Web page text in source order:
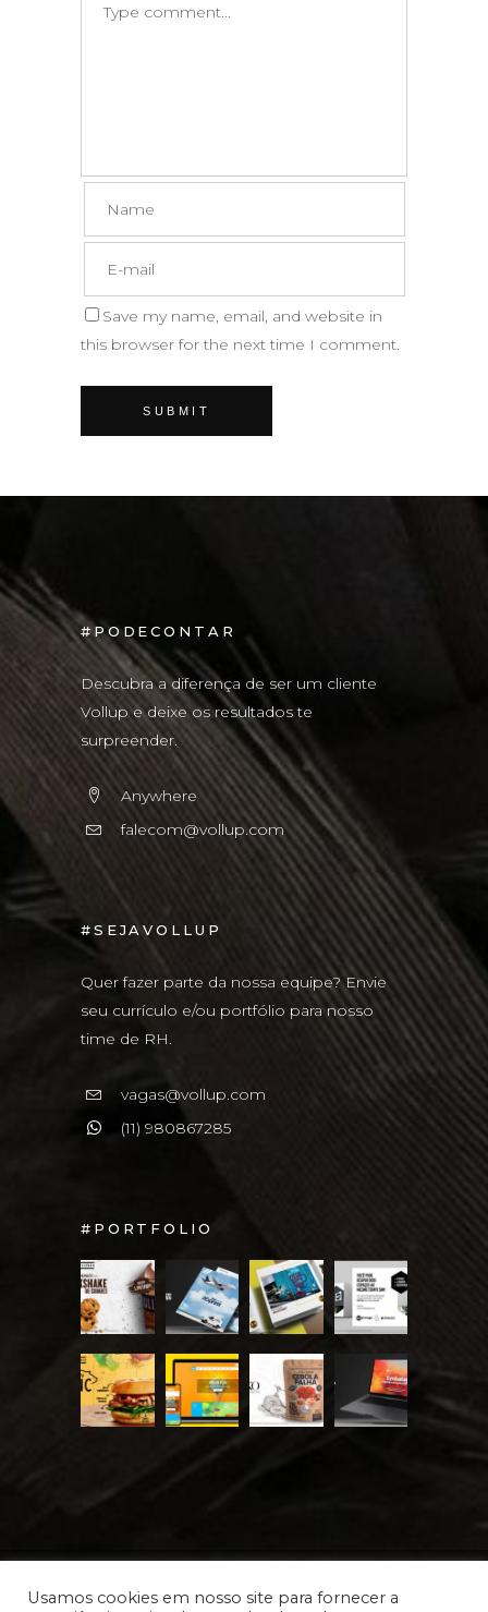
Save my name, email, and website in
this browser for the next time I comment.
#PODECONTAR
Descubra a diferença de ser um cliente
Vollup e deixe os resultados te
surpreender.
Anywhere
falecom@vollup.com
#SEJAVOLLUP
Quer fazer parte da nossa equipe? Envie
seu currículo e/ou portfólio para nosso
time de RH.
vagas@vollup.com
(11) 980867285
#PORTFOLIO
Usamos cookies em nosso site para fornecer a